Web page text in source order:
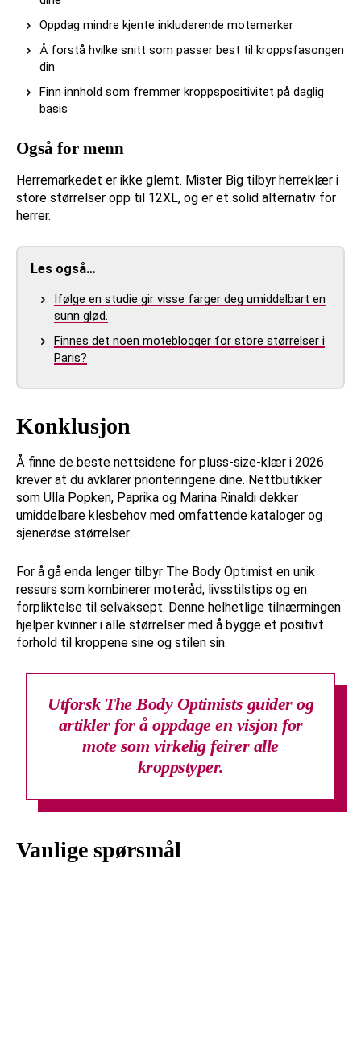
Oppdag mindre kjente inkluderende motemerker
Å forstå hvilke snitt som passer best til kroppsfasongen
din
Finn innhold som fremmer kroppspositivitet på daglig
basis
Også for menn
Herremarkedet er ikke glemt. Mister Big tilbyr herreklær i
store størrelser opp til 12XL, og er et solid alternativ for
herrer.
Les også…
Ifølge en studie gir visse farger deg umiddelbart en
sunn glød.
Finnes det noen moteblogger for store størrelser i
Paris?
Konklusjon
Å finne de beste nettsidene for pluss-size-klær i 2026
krever at du avklarer prioriteringene dine. Nettbutikker
som Ulla Popken, Paprika og Marina Rinaldi dekker
umiddelbare klesbehov med omfattende kataloger og
sjenerøse størrelser.
For å gå enda lenger tilbyr The Body Optimist en unik
ressurs som kombinerer moteråd, livsstilstips og en
forpliktelse til selvaksept. Denne helhetlige tilnærmingen
hjelper kvinner i alle størrelser med å bygge et positivt
forhold til kroppene sine og stilen sin.
Utforsk The Body Optimists guider og
artikler for å oppdage en visjon for
mote som virkelig feirer alle
kroppstyper.
Vanlige spørsmål